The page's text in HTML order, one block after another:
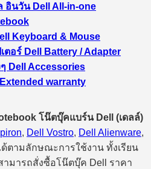
อินวัน Dell All-in-one
Keyboard & Mouse
ตอร์ Dell Battery / Adapter
Dell Accessories
warranty
โน๊ตบุ๊คแบร์น Dell (เดลล์)
, Dell Vostro, Dell Alienware,
ตามลักษณะการใช้งาน ทั้งเรียน
ามารถสั่งซื้อโน๊ตบุ๊ค Dell ราคา